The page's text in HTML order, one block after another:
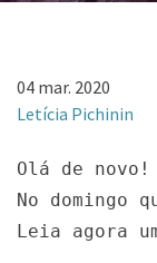
04 mar. 2020
Letícia Pichinin
Olá de
No domingo
Leia agora